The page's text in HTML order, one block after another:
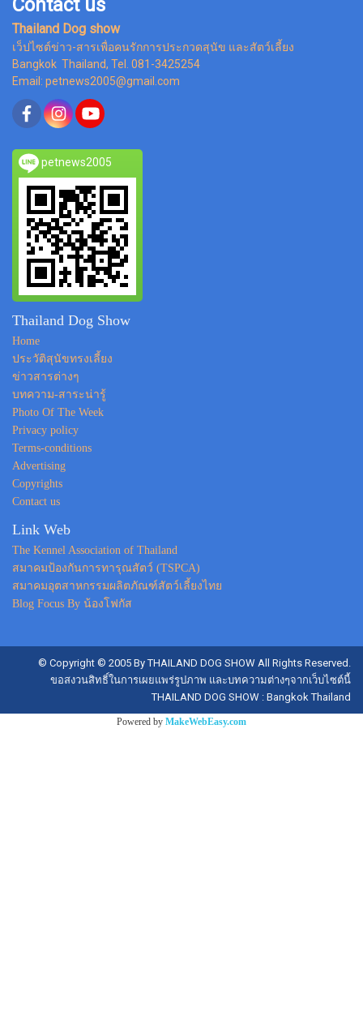
Thailand Dog show
เว็ปไซต์ข่าว-สารเพื่อคนรักการประกวดสุนัข และสัตว์เลี้ยง
Bangkok Thailand, Tel. 081-3425254
Email: petnews2005@gmail.com
petnews2005
Thailand Dog Show
Home
ประวัติสุนัขทรงเลี้ยง
ข่าวสารต่างๆ
บทความ-สาระน่ารู้
Photo Of The Week
Privacy policy
Terms-conditions
Advertising
Copyrights
Contact us
Link Web
The Kennel Association of Thailand
สมาคมป้องกันการทารุณสัตว์ (TSPCA)
สมาคมอุตสาหกรรมผลิตภัณฑ์สัตว์เลี้ยงไทย
Blog Focus By น้องโฟกัส
© Copyright © 2005 By THAILAND DOG SHOW All Rights Reserved.
ขอสงวนสิทธิ์ในการเผยแพร่รูปภาพ และบทความต่างๆจากเว็บไซต์นี้
THAILAND DOG SHOW : Bangkok Thailand
Powered by MakeWebEasy.com